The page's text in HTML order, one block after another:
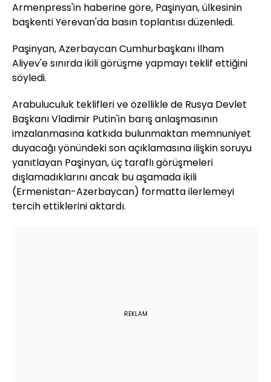
Armenpress'in haberine göre, Paşinyan, ülkesinin
başkenti Yerevan'da basın toplantısı düzenledi.
Paşinyan, Azerbaycan Cumhurbaşkanı İlham
Aliyev'e sınırda ikili görüşme yapmayı teklif ettiğini
söyledi.
Arabuluculuk teklifleri ve özellikle de Rusya Devlet
Başkanı Vladimir Putin'in barış anlaşmasının
imzalanmasına katkıda bulunmaktan memnuniyet
duyacağı yönündeki son açıklamasına ilişkin soruyu
yanıtlayan Paşinyan, üç taraflı görüşmeleri
dışlamadıklarını ancak bu aşamada ikili
(Ermenistan-Azerbaycan) formatta ilerlemeyi
tercih ettiklerini aktardı.
REKLAM